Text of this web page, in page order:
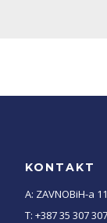
KONTAKT
A: ZAVNOBiH-a
T: +387 35 307 307